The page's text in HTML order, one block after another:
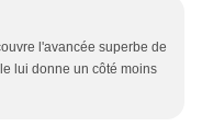
l'avancée superbe de
lui donne un côté moins